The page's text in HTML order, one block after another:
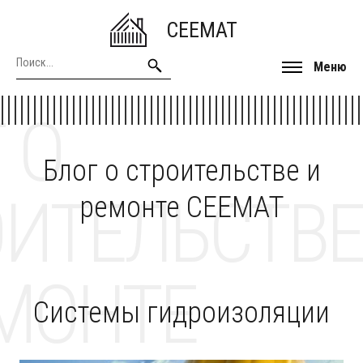
CEEMAT
Меню
Блог о строительстве и
ремонте CEEMAT
О
Системы гидроизоляции